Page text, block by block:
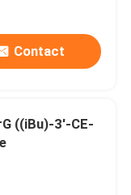
Contact
((iBu)-3'-CE-